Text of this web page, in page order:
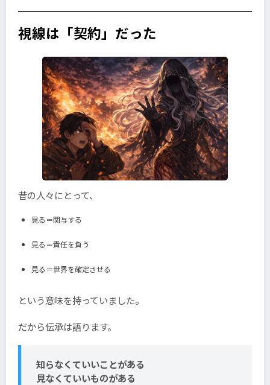
視線は「契約」だった
昔の人々にとって、
見る＝関与する
見る＝責任を負う
見る＝世界を確定させる
という意味を持っていました。
だから伝承は語ります。
知らなくていいことがある
見なくていいものがある